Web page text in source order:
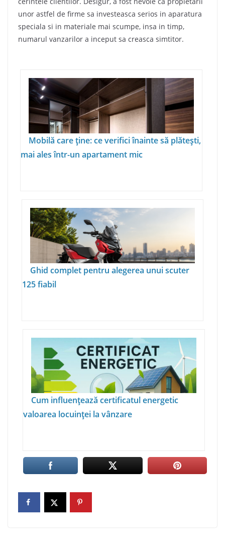
unor astfel de firme sa investeasca serios in aparatura
speciala si in materiale mai scumpe, insa in timp,
numarul vanzarilor a inceput sa creasca simtitor.
Mobilă care ține: ce verifici înainte să plătești,
mai ales într-un apartament mic
Ghid complet pentru alegerea unui scuter
125 fiabil
Cum influențează certificatul energetic
valoarea locuinței la vânzare